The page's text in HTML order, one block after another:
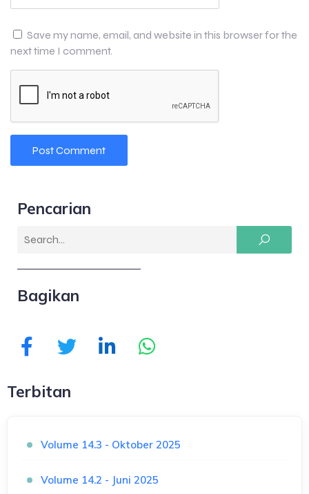
Save my name, email, and website in this browser for the
next time I comment.
Pencarian
Bagikan
Terbitan
Volume 14.3 - Oktober 2025
Volume 14.2 - Juni 2025